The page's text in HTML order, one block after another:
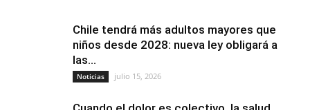
Chile tendrá más adultos mayores que
niños desde 2028: nueva ley obligará a
las...
Noticias julio 15, 2026